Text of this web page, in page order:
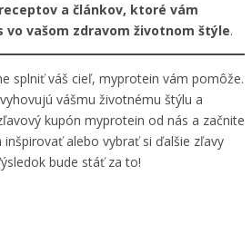
a článkov, ktoré vám
vo vašom zdravom životnom štýle.
splniť váš cieľ, myprotein vám pomôže.
vášmu životnému štýlu a
kupón myprotein od nás a začnite
alebo vybrať si ďalšie zľavy
bude stáť za to!